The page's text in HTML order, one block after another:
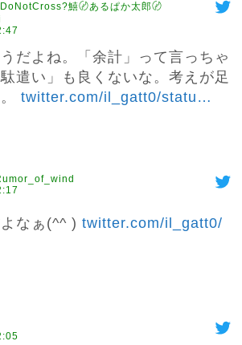
鱚〄あるぱか太郎〄
だよね。「余計」って言っちゃ
遣い」も良くないな。考えが足
twitter.com/il_gatt0/statu …
なぁ(^^ ) twitter.com/il_gatt0/